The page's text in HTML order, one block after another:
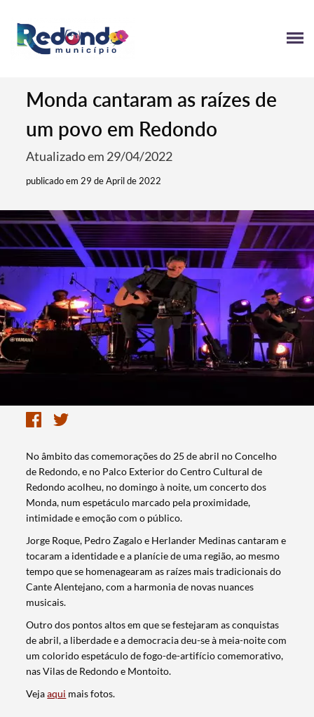
Monda cantaram as raízes de
um povo em Redondo
Atualizado em 29/04/2022
publicado em 29 de April de 2022
No âmbito das comemorações do 25 de abril no Concelho
de Redondo, e no Palco Exterior do Centro Cultural de
Redondo acolheu, no domingo à noite, um concerto dos
Monda, num espetáculo marcado pela proximidade,
intimidade e emoção com o público.
Jorge Roque, Pedro Zagalo e Herlander Medinas cantaram e
tocaram a identidade e a planície de uma região, ao mesmo
tempo que se homenagearam as raízes mais tradicionais do
Cante Alentejano, com a harmonia de novas nuances
musicais.
Outro dos pontos altos em que se festejaram as conquistas
de abril, a liberdade e a democracia deu-se à meia-noite com
um colorido espetáculo de fogo-de-artifício comemorativo,
nas Vilas de Redondo e Montoito.
Vejaaqui mais fotos.